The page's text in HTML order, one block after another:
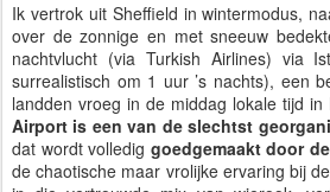
Ik vertrok uit Sheffield in wintermodus,
over de zonnige en met sneeuw
nachtvlucht (via Turkish Airlines) via
surrealistisch om 1 uur ’s nachts), een
landden vroeg in de middag lokale tijd in
Airport is een van de slechtst
dat wordt volledig goedgemaakt door
de chaotische maar vrolijke ervaring bij